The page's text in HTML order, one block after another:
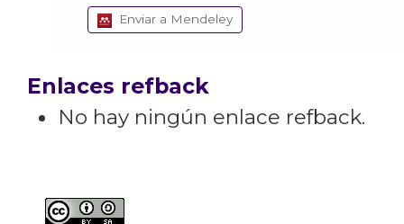
Enviar a Mendeley
Enlaces refback
No hay ningún enlace refback.